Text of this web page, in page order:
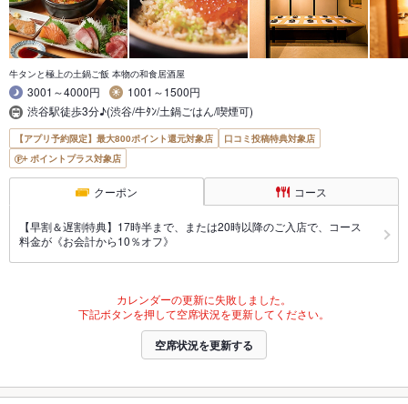
牛タンと極上の土鍋ご飯 本物の和食居酒屋
3001～4000円
1001～1500円
渋谷駅徒歩3分♪(渋谷/牛ﾀﾝ/土鍋ごはん/喫煙可)
【アプリ予約限定】最大800ポイント還元対象店
口コミ投稿特典対象店
ポイントプラス対象店
クーポン コース
【早割＆遅割特典】17時半まで、または20時以降のご入店で、コース
料金が《お会計から10％オフ》
カレンダーの更新に失敗しました。
下記ボタンを押して空席状況を更新してください。
空席状況を更新する